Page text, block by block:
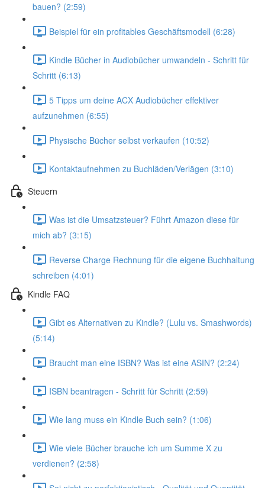
bauen? (2:59)
Beispiel für ein profitables Geschäftsmodell (6:28)
Kindle Bücher in Audiobücher umwandeln - Schritt für
Schritt (6:13)
5 Tipps um deine ACX Audiobücher effektiver
aufzunehmen (6:55)
Physische Bücher selbst verkaufen (10:52)
Kontaktaufnehmen zu Buchläden/Verlägen (3:10)
Steuern
Was ist die Umsatzsteuer? Führt Amazon diese für
mich ab? (3:15)
Reverse Charge Rechnung für die eigene Buchhaltung
schreiben (4:01)
Kindle FAQ
Gibt es Alternativen zu Kindle? (Lulu vs. Smashwords)
(5:14)
Braucht man eine ISBN? Was ist eine ASIN? (2:24)
ISBN beantragen - Schritt für Schritt (2:59)
Wie lang muss ein Kindle Buch sein? (1:06)
Wie viele Bücher brauche ich um Summe X zu
verdienen? (2:58)